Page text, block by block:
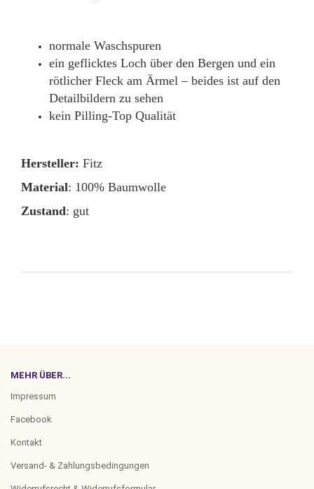
normale Waschspuren
ein geflicktes Loch über den Bergen und ein
rötlicher Fleck am Ärmel – beides ist auf den
Detailbildern zu sehen
kein Pilling-Top Qualität
Hersteller: Fitz
Material: 100% Baumwolle
Zustand: gut
MEHR ÜBER...
Impressum
Facebook
Kontakt
Versand- & Zahlungsbedingungen